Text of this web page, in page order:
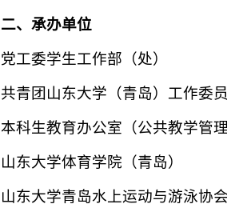
二、承办单位
党工委学生工作部（处）
共青团山东大学（青岛）工作委
本科生教育办公室（公共教学管
山东大学体育学院（青岛）
山东大学青岛水上运动与游泳协会